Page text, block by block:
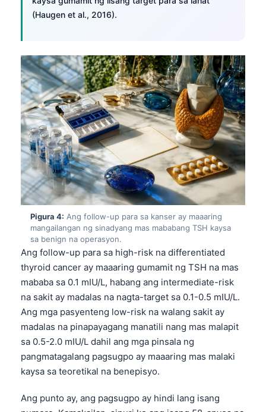
(Haugen et al., 2016).
Pigura 4: Ang follow-up para sa kanser ay maaaring
mangailangan ng sinadyang mas mababang TSH kaysa
sa benign na operasyon.
Ang follow-up para sa high-risk na differentiated
thyroid cancer ay maaaring gumamit ng TSH na mas
mababa sa 0.1 mIU/L, habang ang intermediate-risk
na sakit ay madalas na nagta-target sa 0.1-0.5 mIU/L.
Ang mga pasyenteng low-risk na walang sakit ay
madalas na pinapayagang manatili nang mas malapit
sa 0.5-2.0 mIU/L dahil ang mga pinsala ng
pangmatagalang pagsugpo ay maaaring mas malaki
kaysa sa teoretikal na benepisyo.
Ang punto ay, ang pagsugpo ay hindi lang isang